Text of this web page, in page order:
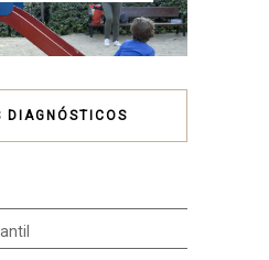
DIAGNÓSTICOS